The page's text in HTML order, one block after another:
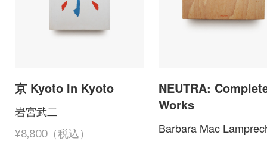
京 Kyoto In Kyoto
岩宮武二
¥8,800（税込）
NEUTRA:
Works
Barbara Mac